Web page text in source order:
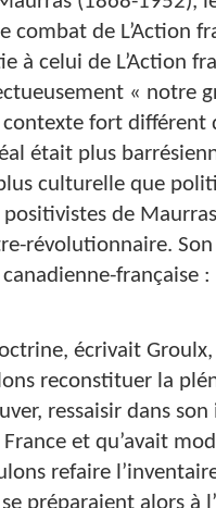
combat de L’Action
à celui de L’Action
« notre
fort différent
était plus
culturelle que
de
révolutionnaire.
française :
écrivait
reconstituer la
ressaisir dans
France et qu’avait
refaire
préparaient alors à